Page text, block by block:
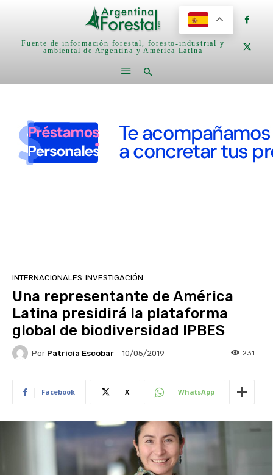
Fuente de información forestal, foresto-industrial y
ambiental de Argentina y América Latina
INTERNACIONALES INVESTIGACIÓN
Una representante de América
Latina presidirá la plataforma
global de biodiversidad IPBES
Por Patricia Escobar 10/05/2019 231
Facebook X WhatsApp